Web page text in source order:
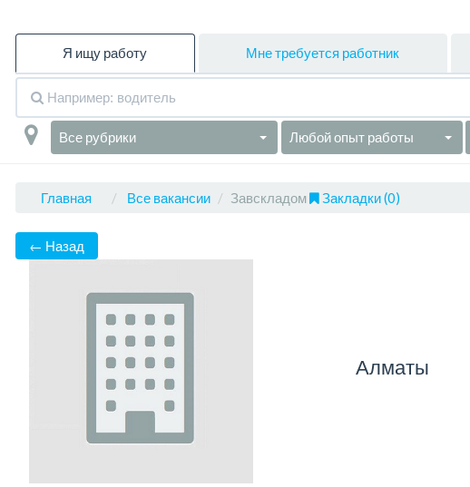
Я ищу работу Мне требуется работник
Все рубрики Любой опыт работы
Главная Все вакансии Завскладом Закладки (0)
← Назад
Алматы